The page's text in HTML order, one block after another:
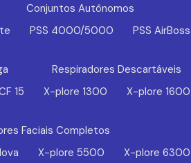
Conjuntos Autônomos
PSS 4000/5000 PSS AirBoss
15
Respiradores Descartáveis
X-plore 1300
X-plore 1600
Faciais Completos
X-plore 5500 X-plore 6300